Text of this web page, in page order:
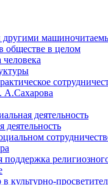
обществе в целом
человека
А.Сахарова
деятельность
деятельность
поддержка
культурно-